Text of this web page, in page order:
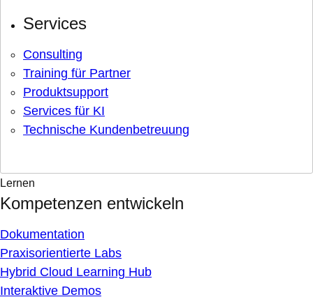
Services
Consulting
Training für Partner
Produktsupport
Services für KI
Technische Kundenbetreuung
Lernen
Kompetenzen entwickeln
Dokumentation
Praxisorientierte Labs
Hybrid Cloud Learning Hub
Interaktive Demos